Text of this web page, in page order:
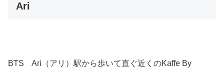
Ari
BTS Ari（アリ）駅から歩いて直ぐ近くのKaffe By